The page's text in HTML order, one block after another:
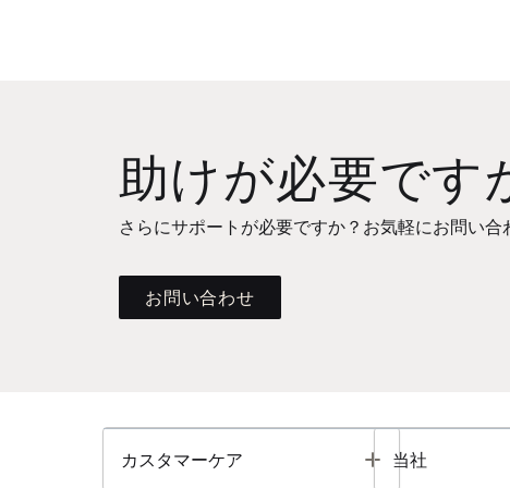
助けが必要です
さらにサポートが必要ですか？お気軽にお問い合
お問い合わせ
カスタマーケア Toggle
当社